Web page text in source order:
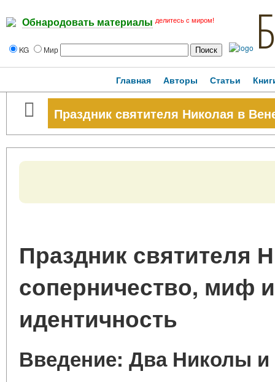
Обнародовать материалы делитесь с миром!
KG Мир
Главная Авторы Статьи
Праздник святителя Николая в
Праздник святителя
соперничество, миф
идентичность
Введение: Два Николы